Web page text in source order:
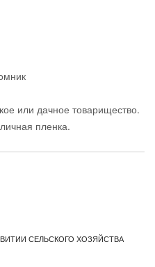
или дачное товарищество.
пленка.
СЕЛЬСКОГО ХОЗЯЙСТВА